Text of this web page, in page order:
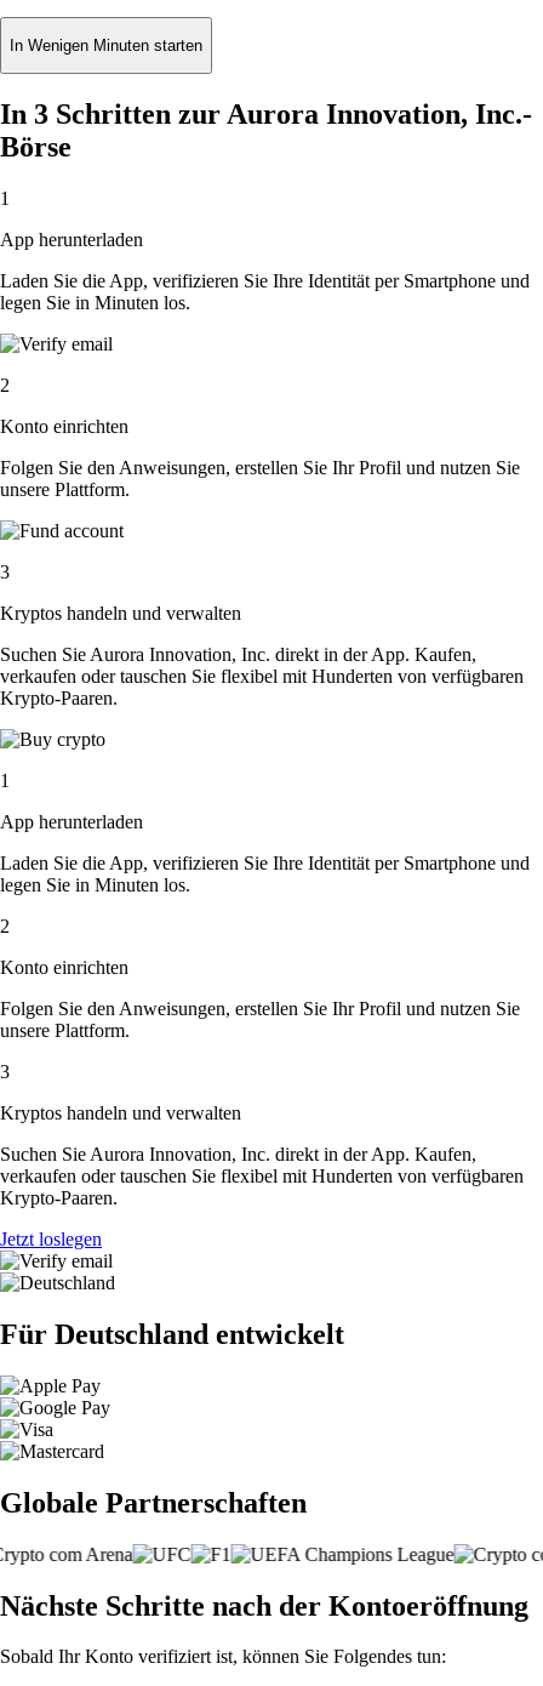
In Wenigen Minuten starten
In 3 Schritten zur Aurora Innovation, Inc.-
Börse
1
App herunterladen
Laden Sie die App, verifizieren Sie Ihre Identität per Smartphone und
legen Sie in Minuten los.
2
Konto einrichten
Folgen Sie den Anweisungen, erstellen Sie Ihr Profil und nutzen Sie
unsere Plattform.
3
Kryptos handeln und verwalten
Suchen Sie Aurora Innovation, Inc. direkt in der App. Kaufen,
verkaufen oder tauschen Sie flexibel mit Hunderten von verfügbaren
Krypto-Paaren.
1
App herunterladen
Laden Sie die App, verifizieren Sie Ihre Identität per Smartphone und
legen Sie in Minuten los.
2
Konto einrichten
Folgen Sie den Anweisungen, erstellen Sie Ihr Profil und nutzen Sie
unsere Plattform.
3
Kryptos handeln und verwalten
Suchen Sie Aurora Innovation, Inc. direkt in der App. Kaufen,
verkaufen oder tauschen Sie flexibel mit Hunderten von verfügbaren
Krypto-Paaren.
Jetzt loslegen
Für Deutschland entwickelt
Globale Partnerschaften
Nächste Schritte nach der Kontoeröffnung
Sobald Ihr Konto verifiziert ist, können Sie Folgendes tun: